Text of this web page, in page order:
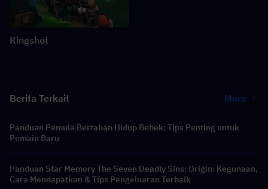
Kingshot
Berita Terkait More
Panduan Pemula Bertahan Hidup Bebek: Tips Penting untuk
Pemain Baru
Panduan Star Memory The Seven Deadly Sins: Origin: Kegunaan,
Cara Mendapatkan & Tips Pengeluaran Terbaik